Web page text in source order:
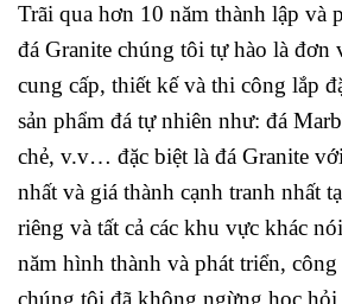
Trãi qua hơn 10 năm thành lập và
đá Granite chúng tôi tự hào là đơn
cung cấp, thiết kế và thi công lắp
sản phẩm đá tự nhiên như: đá
chẻ, v.v… đặc biệt là đá Granite
nhất và giá thành cạnh tranh nhất
riêng và tất cả các khu vực khác
năm hình thành và phát triển,
chúng tôi đã không ngừng học